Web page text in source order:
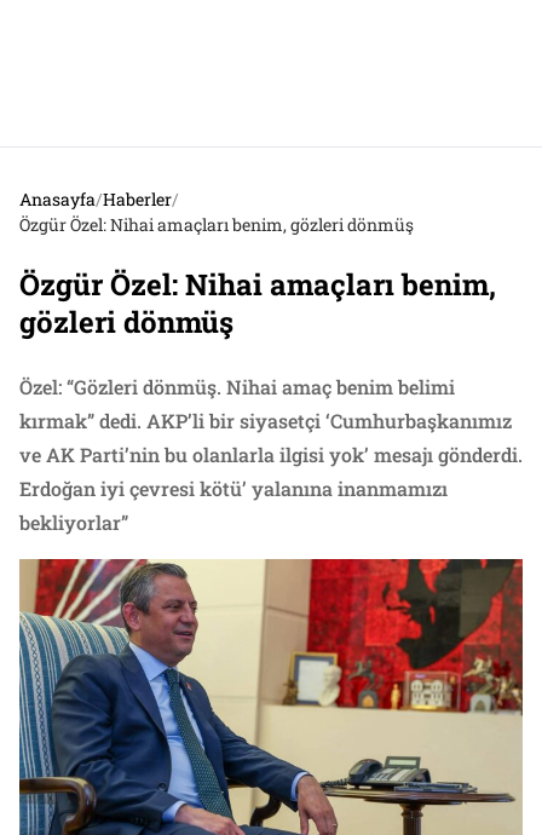
Anasayfa/Haberler/
Özgür Özel: Nihai amaçları benim, gözleri dönmüş
Özgür Özel: Nihai amaçları benim,
gözleri dönmüş
Özel: “Gözleri dönmüş. Nihai amaç benim belimi
kırmak” dedi. AKP’li bir siyasetçi ‘Cumhurbaşkanımız
ve AK Parti’nin bu olanlarla ilgisi yok’ mesajı gönderdi.
Erdoğan iyi çevresi kötü’ yalanına inanmamızı
bekliyorlar”